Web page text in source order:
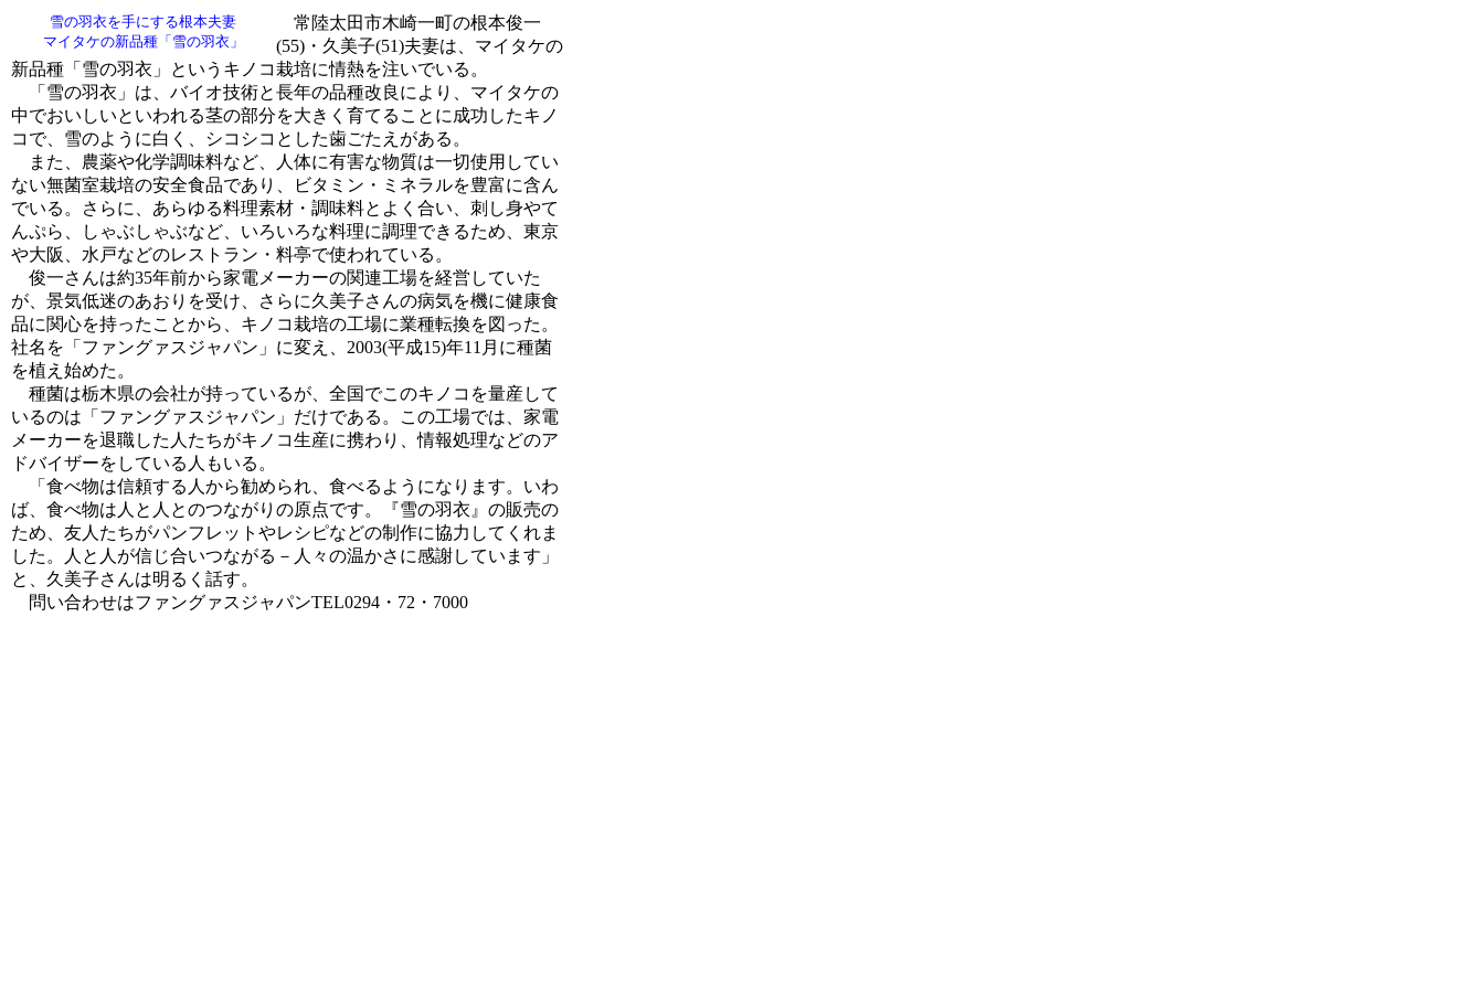
雪の羽衣を手にする根本夫妻
マイタケの新品種「雪の羽衣」
常陸太田市木崎一町の根本俊一
(55)・久美子(51)夫妻は、マイタケの
新品種「雪の羽衣」というキノコ栽培に情熱を注いでいる。
「雪の羽衣」は、バイオ技術と長年の品種改良により、マイタケの
中でおいしいといわれる茎の部分を大きく育てることに成功したキノ
コで、雪のように白く、シコシコとした歯ごたえがある。
また、農薬や化学調味料など、人体に有害な物質は一切使用してい
ない無菌室栽培の安全食品であり、ビタミン・ミネラルを豊富に含ん
でいる。さらに、あらゆる料理素材・調味料とよく合い、刺し身やて
んぷら、しゃぶしゃぶなど、いろいろな料理に調理できるため、東京
や大阪、水戸などのレストラン・料亭で使われている。
俊一さんは約35年前から家電メーカーの関連工場を経営していた
が、景気低迷のあおりを受け、さらに久美子さんの病気を機に健康食
品に関心を持ったことから、キノコ栽培の工場に業種転換を図った。
社名を「ファングァスジャパン」に変え、2003(平成15)年11月に種菌
を植え始めた。
種菌は栃木県の会社が持っているが、全国でこのキノコを量産して
いるのは「ファングァスジャパン」だけである。この工場では、家電
メーカーを退職した人たちがキノコ生産に携わり、情報処理などのア
ドバイザーをしている人もいる。
「食べ物は信頼する人から勧められ、食べるようになります。いわ
ば、食べ物は人と人とのつながりの原点です。『雪の羽衣』の販売の
ため、友人たちがパンフレットやレシピなどの制作に協力してくれま
した。人と人が信じ合いつながる－人々の温かさに感謝しています」
と、久美子さんは明るく話す。
問い合わせはファングァスジャパンTEL0294・72・7000